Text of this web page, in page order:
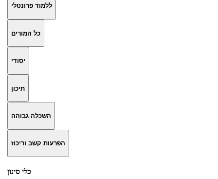
ללמוד פרונטלי
כל המורים
יסודי
תיכון
השכלה גבוהה
הפרעות קשב וריכוז
כלי סינון